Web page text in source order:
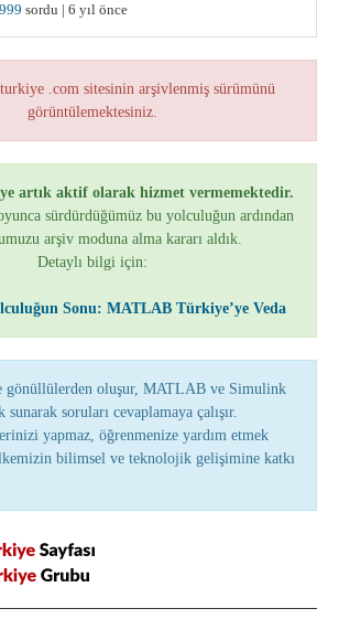
sordu | 6 yıl önce
.com sitesinin arşivlenmiş sürümünü
görüntülemektesiniz.
artık aktif olarak hizmet vermemektedir.
sürdürdüğümüz bu yolculuğun ardından
arşiv moduna alma kararı aldık.
Detaylı bilgi için:
Sonu: MATLAB Türkiye’ye Veda
oluşur, MATLAB ve Simulink
soruları cevaplamaya çalışır.
yapmaz, öğrenmenize yardım etmek
bilimsel ve teknolojik gelişimine katkı